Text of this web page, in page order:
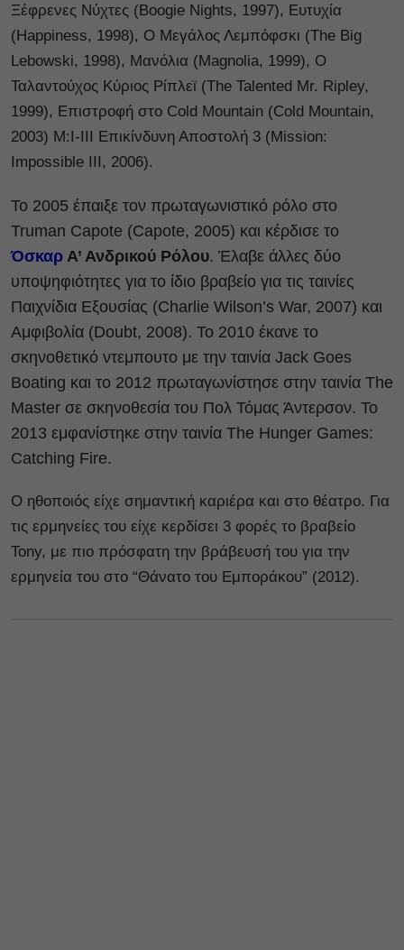
Ξέφρενες Νύχτες (Boogie Nights, 1997), Ευτυχία
(Happiness, 1998), Ο Μεγάλος Λεμπόφσκι (The Big
Lebowski, 1998), Μανόλια (Magnolia, 1999), Ο
Ταλαντούχος Κύριος Ρίπλεϊ (The Talented Mr. Ripley,
1999), Επιστροφή στο Cold Mountain (Cold Mountain,
2003) M:I-III Επικίνδυνη Αποστολή 3 (Mission:
Impossible III, 2006).
Το 2005 έπαιξε τον πρωταγωνιστικό ρόλο στο
Truman Capote (Capote, 2005) και κέρδισε το
Όσκαρ Α’ Ανδρικού Ρόλου. Έλαβε άλλες δύο
υποψηφιότητες για το ίδιο βραβείο για τις ταινίες
Παιχνίδια Εξουσίας (Charlie Wilson’s War, 2007) και
Αμφιβολία (Doubt, 2008). Το 2010 έκανε το
σκηνοθετικό ντεμπουτο με την ταινία Jack Goes
Boating‎ και το 2012 πρωταγωνίστησε στην ταινία The
Master σε σκηνοθεσία του Πολ Τόμας Άντερσον. Το
2013 εμφανίστηκε στην ταινία The Hunger Games:
Catching Fire.
Ο ηθοποιός είχε σημαντική καριέρα και στο θέατρο. Για
τις ερμηνείες του είχε κερδίσει 3 φορές το βραβείο
Tony, με πιο πρόσφατη την βράβευσή του για την
ερμηνεία του στο “Θάνατο του Εμποράκου” (2012).